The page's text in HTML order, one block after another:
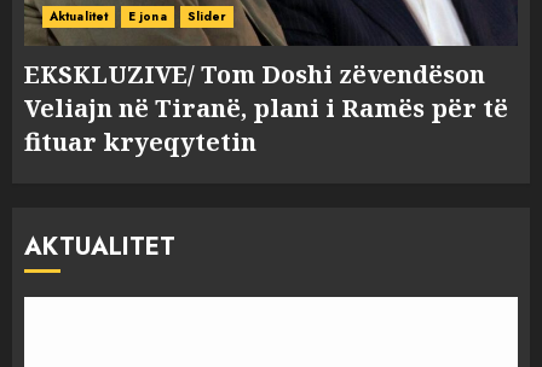
Aktualitet E jona Slider
EKSKLUZIVE/ Tom Doshi zëvendëson
Veliajn në Tiranë, plani i Ramës për të
fituar kryeqytetin
AKTUALITET